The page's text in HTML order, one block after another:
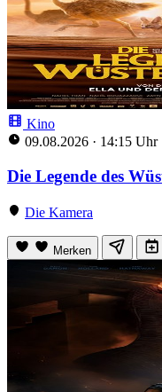
Kino
09.08.2026 · 14:15 Uhr
Die Legende des
Die Kamera
Merken